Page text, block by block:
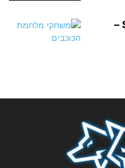
Star Wars X Quantic Dream –